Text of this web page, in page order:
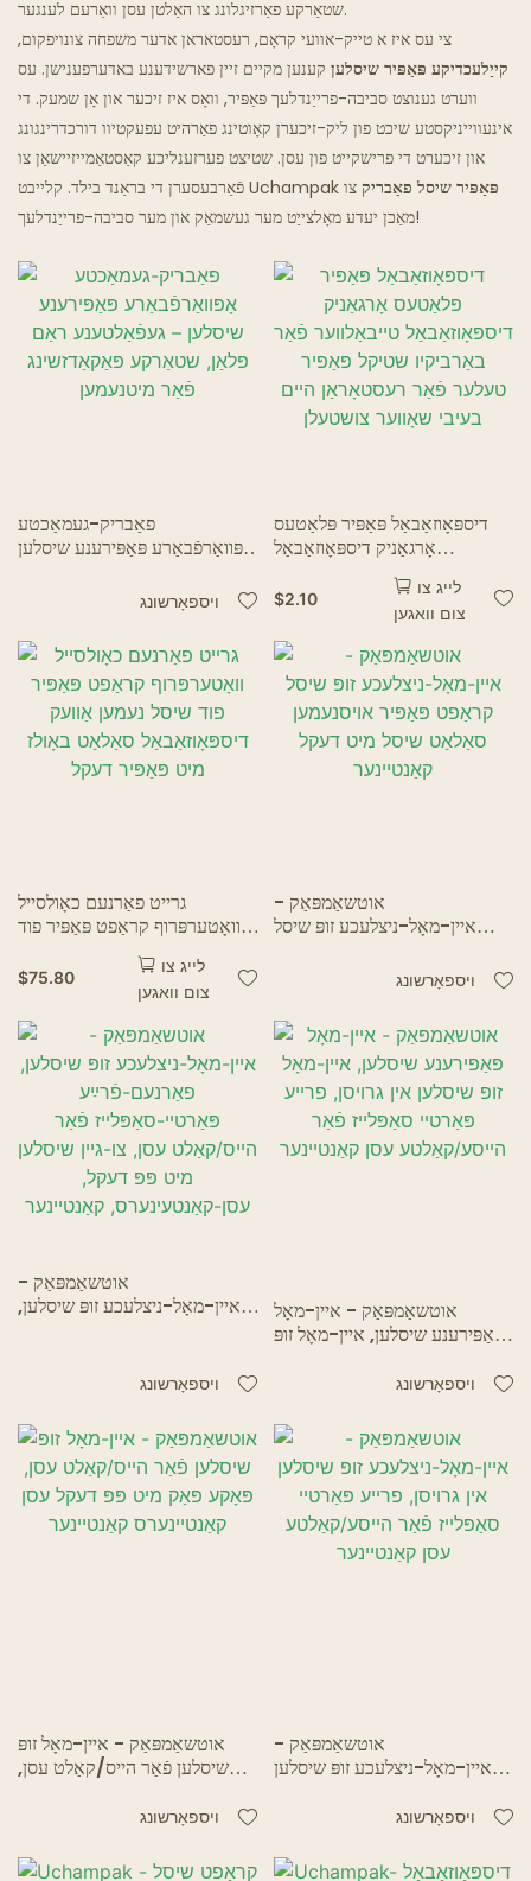
גייסט רעסטאראנען
שטאַרקע פאַרזיגלונג צו האַלטן עסן וואַרעם לענגער.
צי עס איז א טייק-אוועי קראָם, רעסטאראן אדער משפחה צונויפקום,
קייַלעכדיקע פּאַפּיר שיסלען קענען מקיים זיין פארשידענע באדערפענישן. עס
ווערט גענוצט סביבה-פרייַנדלעך פּאַפּיר, וואָס איז זיכער און אָן שמעק. די
אינעווייניקסטע שיכט פון ליק-זיכערן קאָוטינג פאַרהיט עפעקטיוו דורכדרינגונג
און זיכערט די פרישקייט פון עסן. שטיצט פערזענליכע קאַסטאַמייזיישאַן צו
פֿאַרבעסערן די בראַנד בילד. קלייבט Uchampak
פּאַפּיר שיסל פאַבריק צו
מאַכן יעדע מאָלצייַט מער געשמאַק און מער סביבה-פרייַנדלעך!
פאַבריק-געמאַכטע
אָפּוואַרפֿבאַרע פּאַפּירענע שיסלען
שטאַרקע פּאַקאַדזשינג פֿאַר
ויספאָרשונג
דיספּאָוזאַבאַל פּאַפּיר פּלאַטעס
אָרגאַניק דיספּאָוזאַבאַל
טייבאַלווער פֿאַר באַרביקיו שטיקל
פּאַפּיר טעלער פֿאַר רעסטאָראַן
היים בעיבי שאָווער צושטעלן
$2.10
לייג צו
צום וואגען
גרייט פאַרנעם כאָולסייל
וואָטערפּרוף קראַפט פּאַפּיר פוד
שיסל נעמען אַוועק דיספּאָוזאַבאַל
סאַלאַט באָולז מיט פּאַפּיר דעקל
$75.80
לייג צו
צום וואגען
אוטשאַמפּאַק -
איין-מאָל-ניצלעכע זופּ שיסל
סאַלאַט שיסל מיט דעקל
ויספאָרשונג
אוטשאַמפּאַק -
איין-מאָל-ניצלעכע זופּ שיסלען,
שיסלען מיט פּפּ דעקל,
עסן-קאַנטעינערס, קאַנטיינער
ויספאָרשונג
אוטשאַמפּאַק - איין-מאָל
פּאַפּירענע שיסלען, איין-מאָל זופּ
סאַפּלייז פֿאַר הייסע/קאַלטע עסן
ויספאָרשונג
אוטשאַמפּאַק - איין-מאָל זופּ
שיסלען פֿאַר הייס/קאַלט עסן,
קאַנטיינערס קאַנטיינער
ויספאָרשונג
אוטשאַמפּאַק -
איין-מאָל-ניצלעכע זופּ שיסלען
פֿאַר הייסע/קאַלטע עסן
ויספאָרשונג